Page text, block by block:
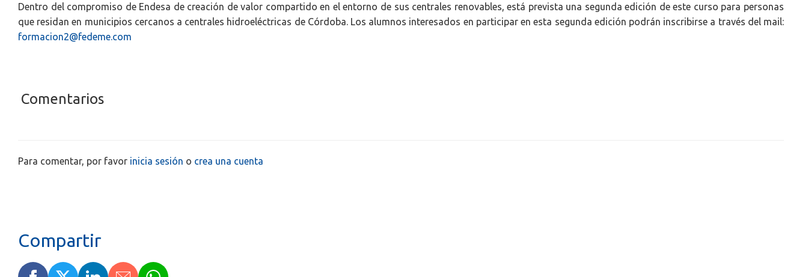
Dentro del compromiso de Endesa de creación de valor compartido en el entorno de sus centrales renovables, está prevista una segunda edición de este curso para personas
que residan en municipios cercanos a centrales hidroeléctricas de Córdoba. Los alumnos interesados en participar en esta segunda edición podrán inscribirse a través del mail:
formacion2@fedeme.com
Comentarios
Para comentar, por favor inicia sesión o crea una cuenta